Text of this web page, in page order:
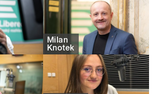
Milan
Knotek